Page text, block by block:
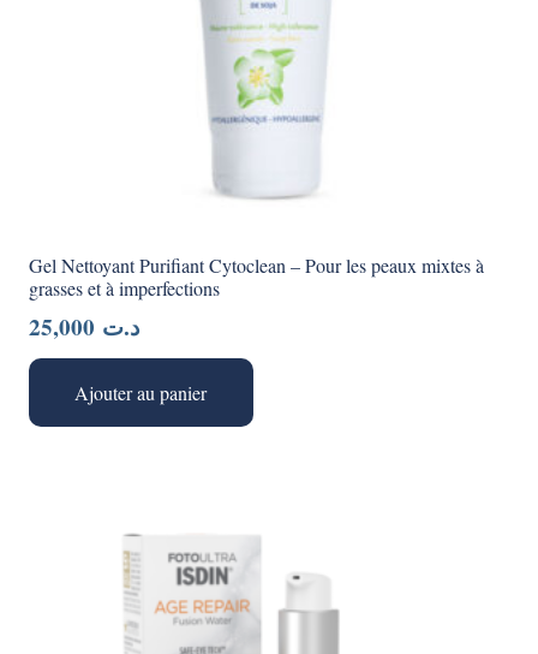
Gel Nettoyant Purifiant Cytoclean – Pour les peaux mixtes à
grasses et à imperfections
د.ت
Ajouter au panier